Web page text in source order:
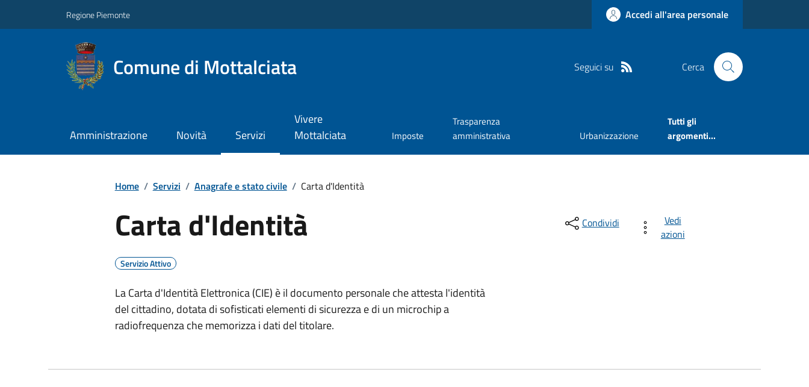
Regione Piemonte Accedi all'area personale
Comune di Mottalciata Seguici su Cerca
Amministrazione Novità Servizi
Vivere
Mottalciata
Imposte
Trasparenza
amministrativa
Urbanizzazione
Tutti gli
argomenti...
Home / Servizi / Anagrafe e stato civile / Carta d'Identità
Carta d'Identità
Servizio Attivo
La Carta d'Identità Elettronica (CIE) è il documento personale che attesta l'identità
del cittadino, dotata di sofisticati elementi di sicurezza e di un microchip a
radiofrequenza che memorizza i dati del titolare.
Condividi
Vedi
azioni